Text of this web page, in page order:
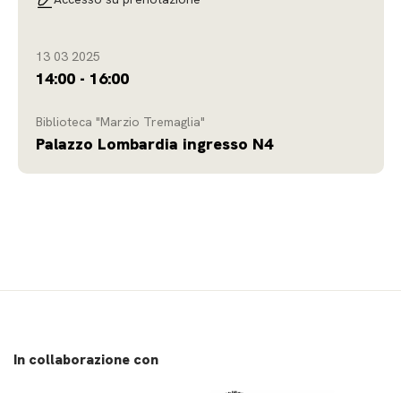
13 03 2025
14:00 - 16:00
Biblioteca "Marzio Tremaglia"
Palazzo Lombardia ingresso N4
In collaborazione con